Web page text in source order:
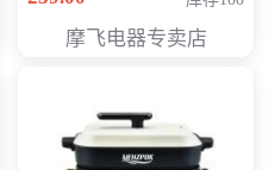
摩飞电器专卖店